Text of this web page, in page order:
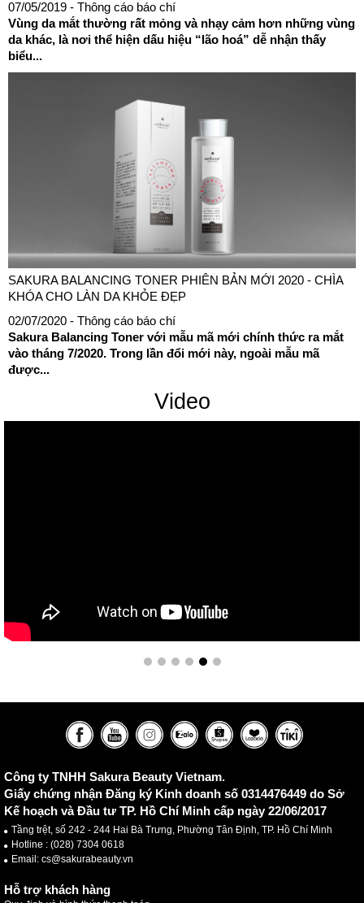
07/05/2019 - Thông cáo báo chí
Vùng da mắt thường rất mỏng và nhạy cảm hơn những vùng
da khác, là nơi thể hiện dấu hiệu “lão hoá” dễ nhận thấy
biểu...
SAKURA BALANCING TONER PHIÊN BẢN MỚI 2020 - CHÌA
KHÓA CHO LÀN DA KHỎE ĐẸP
02/07/2020 - Thông cáo báo chí
Sakura Balancing Toner với mẫu mã mới chính thức ra mắt
vào tháng 7/2020. Trong lần đổi mới này, ngoài mẫu mã
được...
Video
Công ty TNHH Sakura Beauty Vietnam.
Giấy chứng nhận Đăng ký Kinh doanh số 0314476449 do Sở
Kế hoạch và Đầu tư TP. Hồ Chí Minh cấp ngày 22/06/2017
Tầng trệt, số 242 - 244 Hai Bà Trưng, Phường Tân Định, TP. Hồ Chí Minh
Hotline : (028) 7304 0618
Email: cs@sakurabeauty.vn
Hỗ trợ khách hàng